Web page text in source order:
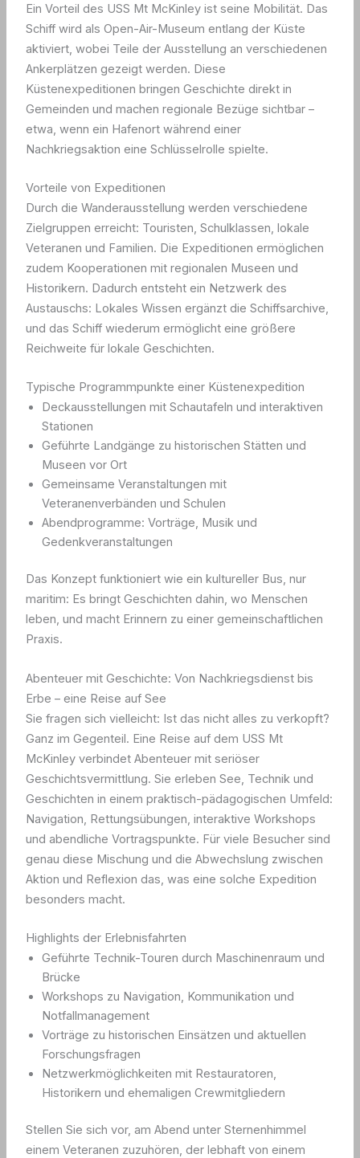
Ein Vorteil des USS Mt McKinley ist seine Mobilität. Das
Schiff wird als Open-Air-Museum entlang der Küste
aktiviert, wobei Teile der Ausstellung an verschiedenen
Ankerplätzen gezeigt werden. Diese
Küstenexpeditionen bringen Geschichte direkt in
Gemeinden und machen regionale Bezüge sichtbar –
etwa, wenn ein Hafenort während einer
Nachkriegsaktion eine Schlüsselrolle spielte.
Vorteile von Expeditionen
Durch die Wanderausstellung werden verschiedene
Zielgruppen erreicht: Touristen, Schulklassen, lokale
Veteranen und Familien. Die Expeditionen ermöglichen
zudem Kooperationen mit regionalen Museen und
Historikern. Dadurch entsteht ein Netzwerk des
Austauschs: Lokales Wissen ergänzt die Schiffsarchive,
und das Schiff wiederum ermöglicht eine größere
Reichweite für lokale Geschichten.
Typische Programmpunkte einer Küstenexpedition
Deckausstellungen mit Schautafeln und interaktiven
Stationen
Geführte Landgänge zu historischen Stätten und
Museen vor Ort
Gemeinsame Veranstaltungen mit
Veteranenverbänden und Schulen
Abendprogramme: Vorträge, Musik und
Gedenkveranstaltungen
Das Konzept funktioniert wie ein kultureller Bus, nur
maritim: Es bringt Geschichten dahin, wo Menschen
leben, und macht Erinnern zu einer gemeinschaftlichen
Praxis.
Abenteuer mit Geschichte: Von Nachkriegsdienst bis
Erbe – eine Reise auf See
Sie fragen sich vielleicht: Ist das nicht alles zu verkopft?
Ganz im Gegenteil. Eine Reise auf dem USS Mt
McKinley verbindet Abenteuer mit seriöser
Geschichtsvermittlung. Sie erleben See, Technik und
Geschichten in einem praktisch-pädagogischen Umfeld:
Navigation, Rettungsübungen, interaktive Workshops
und abendliche Vortragspunkte. Für viele Besucher sind
genau diese Mischung und die Abwechslung zwischen
Aktion und Reflexion das, was eine solche Expedition
besonders macht.
Highlights der Erlebnisfahrten
Geführte Technik-Touren durch Maschinenraum und
Brücke
Workshops zu Navigation, Kommunikation und
Notfallmanagement
Vorträge zu historischen Einsätzen und aktuellen
Forschungsfragen
Netzwerkmöglichkeiten mit Restauratoren,
Historikern und ehemaligen Crewmitgliedern
Stellen Sie sich vor, am Abend unter Sternenhimmel
einem Veteranen zuzuhören, der lebhaft von einem